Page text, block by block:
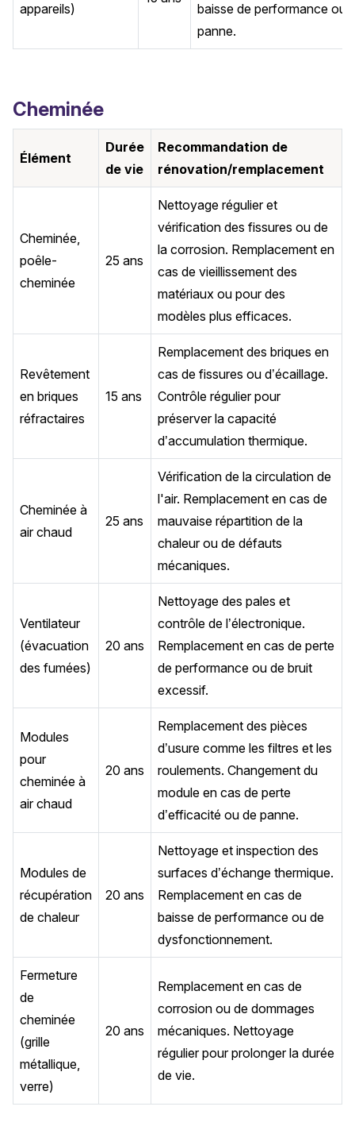
appareils)
baisse de performance ou
panne.
Cheminée
Élément
Durée
de vie
Recommandation de
rénovation/remplacement
Cheminée,
poêle-
cheminée
25 ans
Nettoyage régulier et
vérification des fissures ou de
la corrosion. Remplacement en
cas de vieillissement des
matériaux ou pour des
modèles plus efficaces.
Revêtement
en briques
réfractaires
15 ans
Remplacement des briques en
cas de fissures ou d’écaillage.
Contrôle régulier pour
préserver la capacité
d’accumulation thermique.
Cheminée à
air chaud
25 ans
Vérification de la circulation de
l'air. Remplacement en cas de
mauvaise répartition de la
chaleur ou de défauts
mécaniques.
Ventilateur
(évacuation
des fumées)
20 ans
Nettoyage des pales et
contrôle de l’électronique.
Remplacement en cas de perte
de performance ou de bruit
excessif.
Modules
pour
cheminée à
air chaud
20 ans
Remplacement des pièces
d’usure comme les filtres et les
roulements. Changement du
module en cas de perte
d’efficacité ou de panne.
Modules de
récupération
de chaleur
20 ans
Nettoyage et inspection des
surfaces d’échange thermique.
Remplacement en cas de
baisse de performance ou de
dysfonctionnement.
Fermeture
de
cheminée
(grille
métallique,
verre)
20 ans
Remplacement en cas de
corrosion ou de dommages
mécaniques. Nettoyage
régulier pour prolonger la durée
de vie.